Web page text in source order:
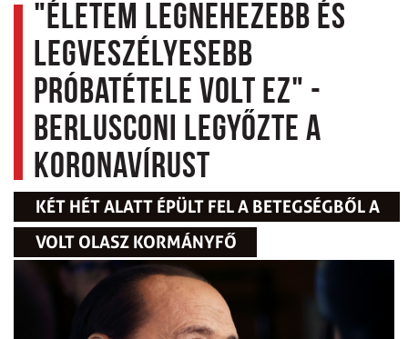
"Életem legnehezebb és
legveszélyesebb
próbatétele volt ez" -
Berlusconi legyőzte a
koronavírust
KÉT HÉT ALATT ÉPÜLT FEL A BETEGSÉGBŐL A
VOLT OLASZ KORMÁNYFŐ